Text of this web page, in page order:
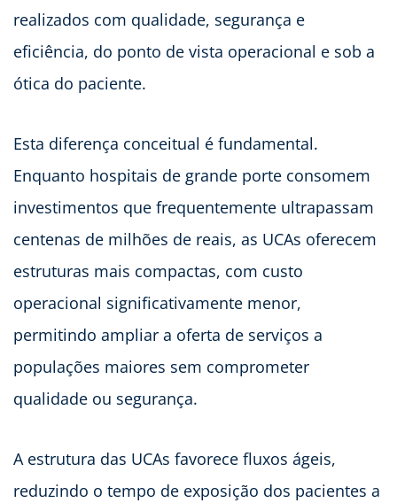
realizados com qualidade, segurança e
eficiência, do ponto de vista operacional e sob a
ótica do paciente.
Esta diferença conceitual é fundamental.
Enquanto hospitais de grande porte consomem
investimentos que frequentemente ultrapassam
centenas de milhões de reais, as UCAs oferecem
estruturas mais compactas, com custo
operacional significativamente menor,
permitindo ampliar a oferta de serviços a
populações maiores sem comprometer
qualidade ou segurança.
A estrutura das UCAs favorece fluxos ágeis,
reduzindo o tempo de exposição dos pacientes a